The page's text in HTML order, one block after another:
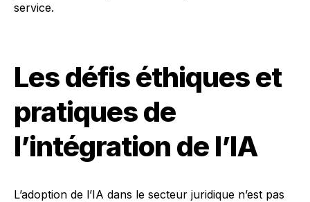
service.
Les défis éthiques et
pratiques de
l’intégration de l’IA
L’adoption de l’IA dans le secteur juridique n’est pas